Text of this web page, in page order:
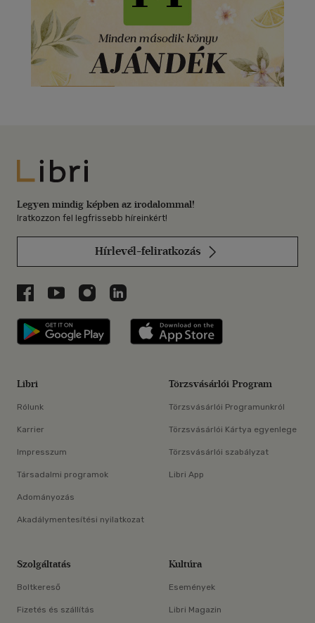
Libri
Legyen mindig képben az irodalommal!
Iratkozzon fel legfrissebb híreinkért!
Hírlevél-feliratkozás
Libri a Facebookon
Libri a Youtube-on
Libri az Instagramon
Libri a LinkedInen
Libri applikáció Szerezd meg: Google
Libri
Rólunk
Karrier
Impresszum
Társadalmi programok
Adományozás
Akadálymentesítési nyilatkozat
Törzsvásárlói Program
Törzsvásárlói Programunkról
Törzsvásárlói Kártya egyenlege
Törzsvásárlói szabályzat
Libri App
Szolgáltatás
Boltkereső
Fizetés és szállítás
Kultúra
Események
Libri Magazin